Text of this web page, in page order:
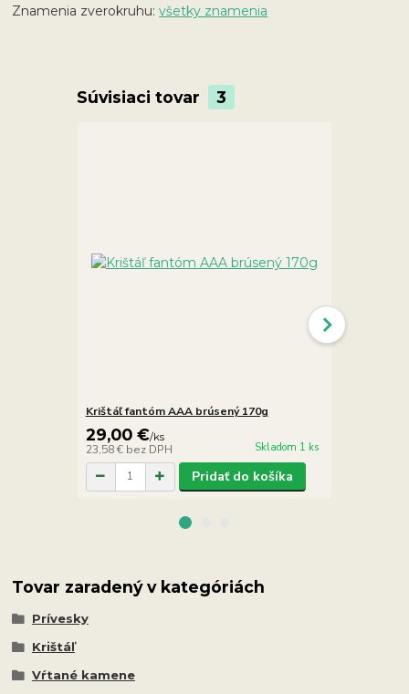
Znamenia zverokruhu:všetky znamenia
Súvisiaci tovar 3
Krištáľ fantóm AAA brúsený 170g
29,00 €/ks
23,58 € bez DPH Skladom 1 ks
Pridať do košíka
Tovar zaradený v kategóriách
Prívesky
Krištáľ
Vŕtané kamene